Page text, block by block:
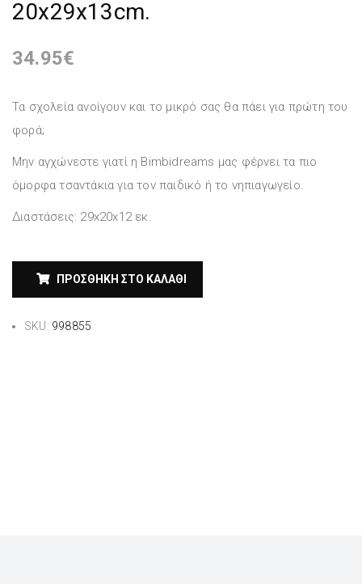
20x29x13cm.
34.95€
Τα σχολεία ανοίγουν και το μικρό σας θα πάει για πρώτη του
φορά;
Μην αγχώνεστε γιατί η Bimbidreams μας φέρνει τα πιο
όμορφα τσαντάκια για τον παιδικό ή το νηπιαγωγείο.
Διαστάσεις: 29x20x12 εκ.
ΠΡΟΣΘΉΚΗ ΣΤΟ ΚΑΛΆΘΙ
SKU: 998855